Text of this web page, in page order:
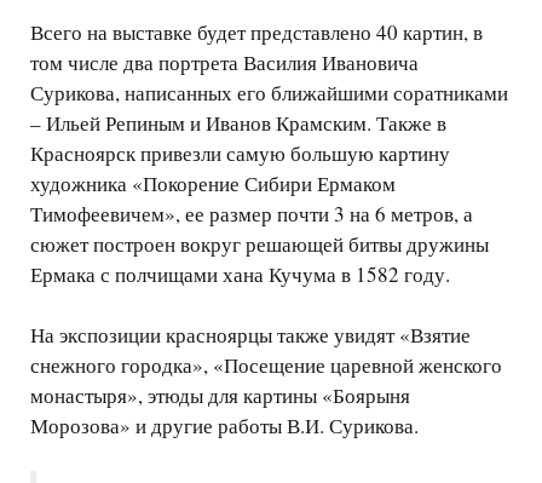
Всего на выставке будет представлено 40 картин, в
том числе два портрета Василия Ивановича
Сурикова, написанных его ближайшими соратниками
– Ильей Репиным и Иванов Крамским. Также в
Красноярск привезли самую большую картину
художника «Покорение Сибири Ермаком
Тимофеевичем», ее размер почти 3 на 6 метров, а
сюжет построен вокруг решающей битвы дружины
Ермака с полчищами хана Кучума в 1582 году.
На экспозиции красноярцы также увидят «Взятие
снежного городка», «Посещение царевной женского
монастыря», этюды для картины «Боярыня
Морозова» и другие работы В.И. Сурикова.